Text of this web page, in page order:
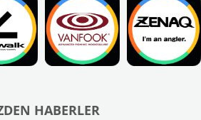
HABERLER